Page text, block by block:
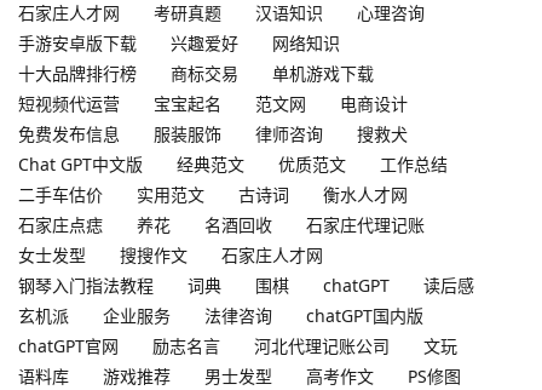
石家庄人才网
考研真题 汉语知识
心理咨询
手游安卓版下载
兴趣爱好
网络知识
十大品牌排行榜
商标交易
单机游戏下载
短视频代运营
宝宝起名 范文网
电商设计
免费发布信息
服装服饰 律师咨询
搜救犬
Chat GPT中文版
经典范文 优质范文
工作总结
二手车估价
实用范文 古诗词
衡水人才网
石家庄点痣
养花 名酒回收
石家庄代理记账
女士发型
搜搜作文
石家庄人才网
钢琴入门指法教程
词典 围棋 chatGPT
读后感
玄机派
企业服务 法律咨询
chatGPT国内版
chatGPT官网
励志名言 河北代理记账公司
文玩
语料库
游戏推荐 男士发型 高考作文
PS修图